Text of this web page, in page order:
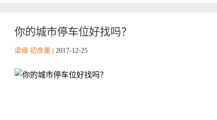
你的城市停车位好找吗？
梁缘 初彦墨 2017-12-25